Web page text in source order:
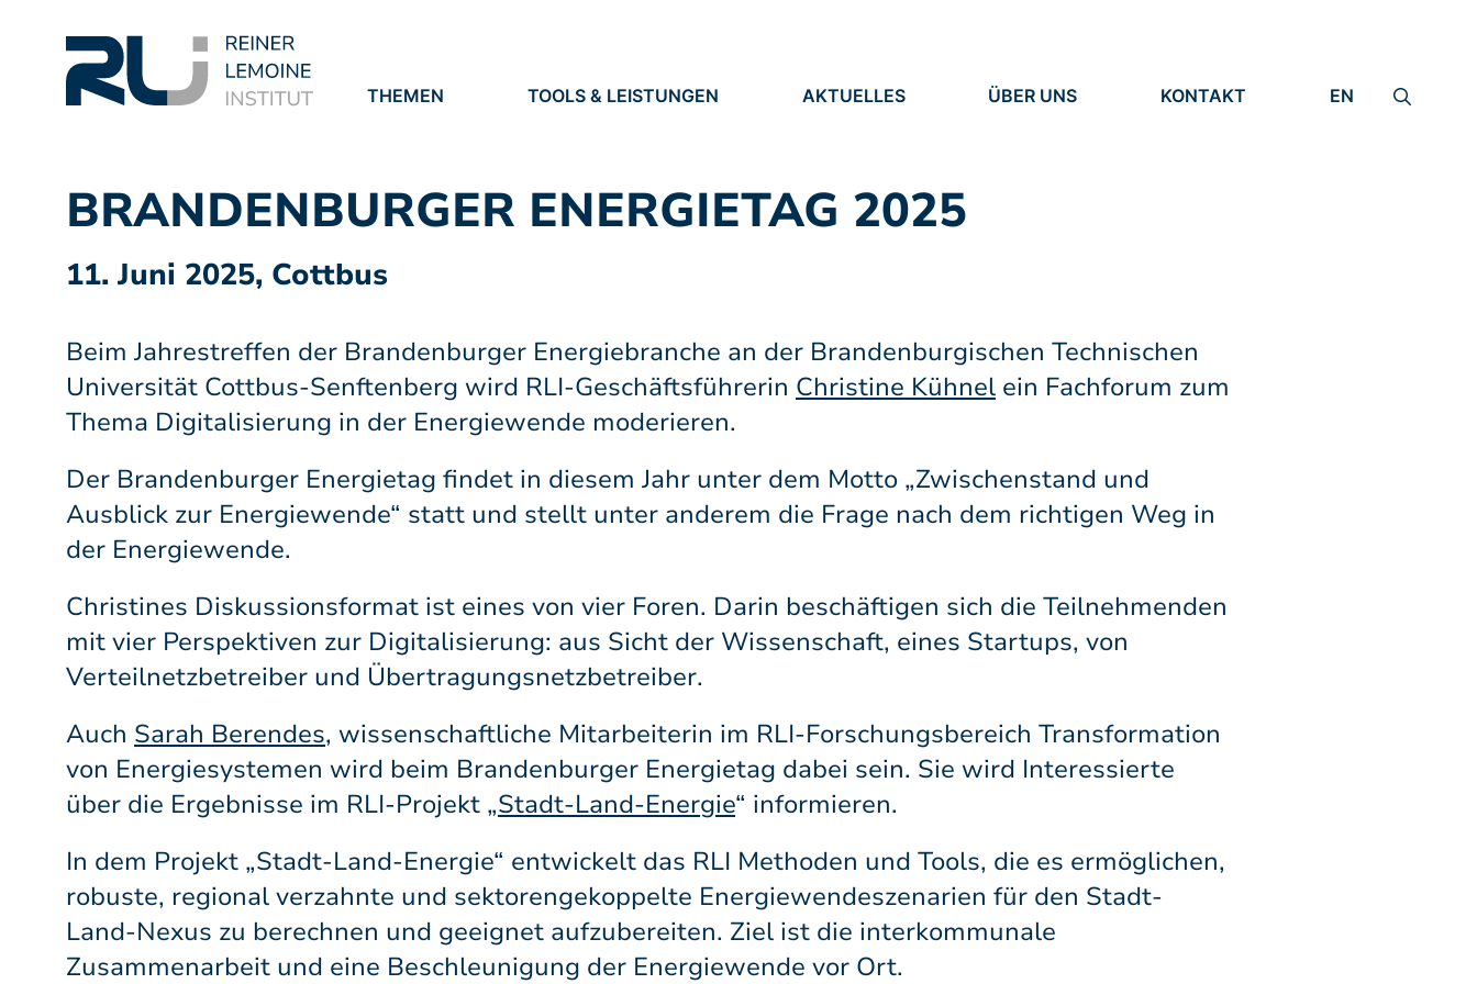
THEMEN TOOLS & LEISTUNGEN AKTUELLES
PRESSE
STELLEN
ÜBER UNS KONTAKT EN
BRANDENBURGER ENERGIETAG 2025
11. Juni 2025, Cottbus
Beim Jahrestreffen der Brandenburger Energiebranche an der Brandenburgischen Technischen
Universität Cottbus-Senftenberg wird RLI-Geschäftsführerin Christine Kühnel ein Fachforum zum
Thema Digitalisierung in der Energiewende moderieren.
Der Brandenburger Energietag findet in diesem Jahr unter dem Motto „Zwischenstand und
Ausblick zur Energiewende“ statt und stellt unter anderem die Frage nach dem richtigen Weg in
der Energiewende.
Christines Diskussionsformat ist eines von vier Foren. Darin beschäftigen sich die Teilnehmenden
mit vier Perspektiven zur Digitalisierung: aus Sicht der Wissenschaft, eines Startups, von
Verteilnetzbetreiber und Übertragungsnetzbetreiber.
Auch Sarah Berendes, wissenschaftliche Mitarbeiterin im RLI-Forschungsbereich Transformation
von Energiesystemen wird beim Brandenburger Energietag dabei sein. Sie wird Interessierte
über die Ergebnisse im RLI-Projekt „Stadt-Land-Energie“ informieren.
In dem Projekt „Stadt-Land-Energie“ entwickelt das RLI Methoden und Tools, die es ermöglichen,
robuste, regional verzahnte und sektorengekoppelte Energiewendeszenarien für den Stadt-
Land-Nexus zu berechnen und geeignet aufzubereiten. Ziel ist die interkommunale
Zusammenarbeit und eine Beschleunigung der Energiewende vor Ort.